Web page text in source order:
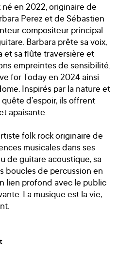
en 2022, originaire de
Perez et de Sébastien
compositeur principal
Barbara prête sa voix,
et sa flûte traversière et
empreintes de sensibilité.
for Today en 2024 ainsi
Inspirés par la nature et
d’espoir, ils offrent
apaisante.
folk rock originaire de
musicales dans ses
de guitare acoustique, sa
boucles de percussion en
lien profond avec le public
La musique est la vie,